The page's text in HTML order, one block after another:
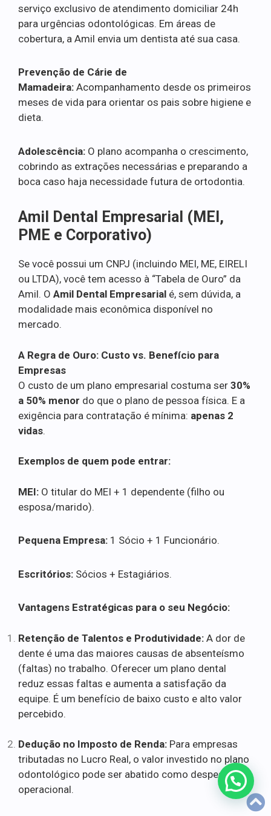
serviço exclusivo de atendimento domiciliar 24h
para urgências odontológicas. Em áreas de
cobertura, a Amil envia um dentista até sua casa.
Prevenção de Cárie de
Mamadeira: Acompanhamento desde os primeiros
meses de vida para orientar os pais sobre higiene e
dieta.
Adolescência: O plano acompanha o crescimento,
cobrindo as extrações necessárias e preparando a
boca caso haja necessidade futura de ortodontia.
Amil Dental Empresarial (MEI,
PME e Corporativo)
Se você possui um CNPJ (incluindo MEI, ME, EIRELI
ou LTDA), você tem acesso à “Tabela de Ouro” da
Amil. O Amil Dental Empresarial é, sem dúvida, a
modalidade mais econômica disponível no
mercado.
A Regra de Ouro: Custo vs. Benefício para
Empresas
O custo de um plano empresarial costuma ser 30%
a 50% menor do que o plano de pessoa física. E a
exigência para contratação é mínima: apenas 2
vidas.
Exemplos de quem pode entrar:
MEI: O titular do MEI + 1 dependente (filho ou
esposa/marido).
Pequena Empresa: 1 Sócio + 1 Funcionário.
Escritórios: Sócios + Estagiários.
Vantagens Estratégicas para o seu Negócio:
Retenção de Talentos e Produtividade: A dor de
dente é uma das maiores causas de absenteísmo
(faltas) no trabalho. Oferecer um plano dental
reduz essas faltas e aumenta a satisfação da
equipe. É um benefício de baixo custo e alto valor
percebido.
Dedução no Imposto de Renda: Para empresas
tributadas no Lucro Real, o valor investido no plano
odontológico pode ser abatido como despesa
operacional.